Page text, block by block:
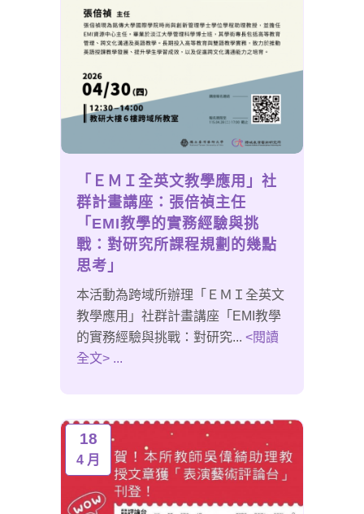
「ＥＭＩ全英文教學應用」社
群計畫講座：張倍禎主任
「EMI教學的實務經驗與挑
戰：對研究所課程規劃的幾點
思考」
本活動為跨域所辦理「ＥＭＩ全英文
教學應用」社群計畫講座「EMI教學
的實務經驗與挑戰：對研究... <閱讀
全文> ...
18
4 月